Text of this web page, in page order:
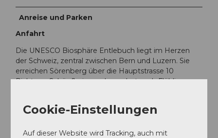
Anreise und Parken
Anfahrt
Die UNESCO Biosphäre Entlebuch liegt im Herzen
der Schweiz, zentral zwischen Bern und Luzern. Sie
erreichen Sörenberg über die Hauptstrasse 10
Richtung Schüpfheim und von dort nach Flühli
Planen Sie Ihre Route mit Hilfe desGoogle
Routenplaners.
Cookie-Einstellungen
Auf dieser Website wird Tracking, auch mit